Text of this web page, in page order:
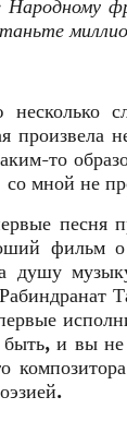
Народному
несколько
произвела
то
со мной не
песня
фильм о
душу
и вы